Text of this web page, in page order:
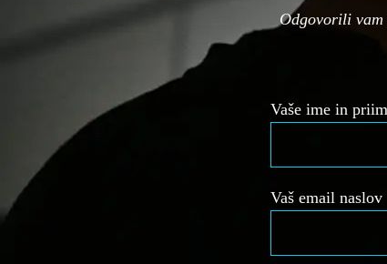
Odgovorili vam
Vaše ime in
Vaš email naslov